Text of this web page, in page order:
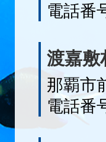
電話番
渡嘉敷
那覇市
電話番